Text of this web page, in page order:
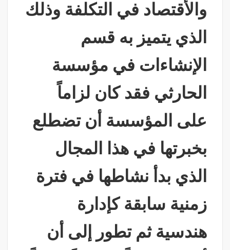
والأقتصاد في التكلفة وذلك
الذي يتميز به قسم
الإنشاءات في مؤسسة
الحارثي فقد كان لزاماً
على المؤسسة أن تضطلع
بخبرتها في هذا المجال
الذي بدأ نشاطها في فترة
زمنية سابقة كإدارة
هندسية ثم تطور إلى أن